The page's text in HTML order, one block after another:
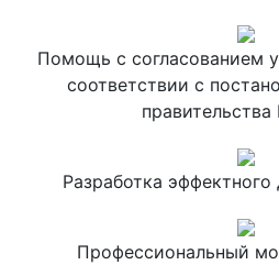
Помощь с согласованием
соответствии с
Разработка эффектного
Профессиональный